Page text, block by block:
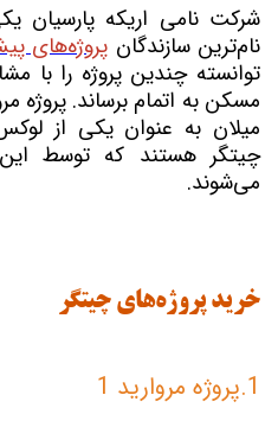
شرکت نامی اریکه پارسیان
نام‌ترین سازندگان پروژه‌های
توانسته چندین پروژه را با
میلان به عنوان یکی از
چیتگر هستند که توسط
می‌شوند.
خرید پروژه‌های چیتگر
1.پروژه مروارید 1